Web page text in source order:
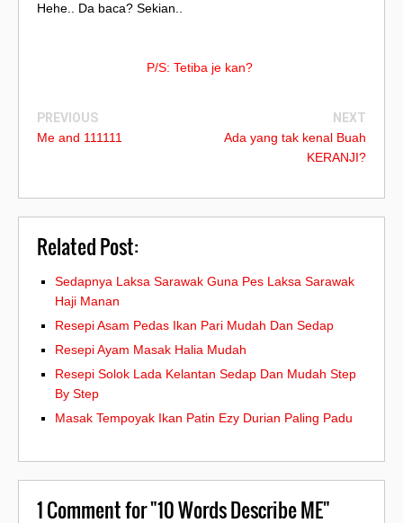
Hehe.. Da baca? Sekian..
P/S: Tetiba je kan?
PREVIOUS
Me and 111111
NEXT
Ada yang tak kenal Buah
KERANJI?
Related Post:
Sedapnya Laksa Sarawak Guna Pes Laksa Sarawak
Haji Manan
Resepi Asam Pedas Ikan Pari Mudah Dan Sedap
Resepi Ayam Masak Halia Mudah
Resepi Solok Lada Kelantan Sedap Dan Mudah Step
By Step
Masak Tempoyak Ikan Patin Ezy Durian Paling Padu
1Comment for "10 Words Describe ME"